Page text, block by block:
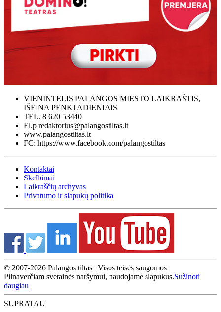
VIENINTELIS PALANGOS MIESTO LAIKRAŠTIS,
IŠEINA PENKTADIENIAIS
TEL. 8 620 53440
El.p redaktorius@palangostiltas.lt
www.palangostiltas.lt
FC: https://www.facebook.com/palangostiltas
Kontaktai
Skelbimai
Laikraščių archyvas
Privatumo ir slapukų politika
© 2007-2026 Palangos tiltas | Visos teisės saugomos
Pilnaverčiam svetainės naršymui, naudojame slapukus.Sužinoti
daugiau
SUPRATAU